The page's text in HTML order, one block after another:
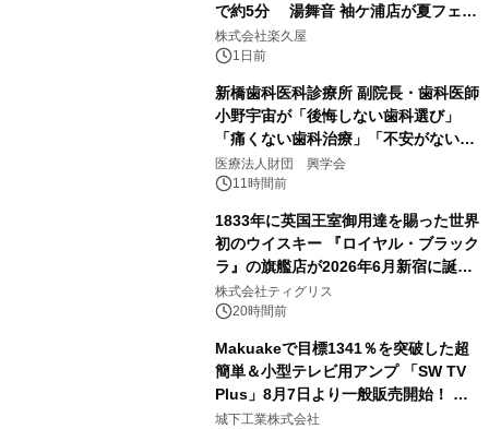
で約5分 湯舞音 袖ケ浦店が夏フェア
メニューを提供
株式会社楽久屋
1日前
新橋歯科医科診療所 副院長・歯科医師
小野宇宙が「後悔しない歯科選び」
「痛くない歯科治療」「不安がない治
療計画」をテーマに専門監修
医療法人財団 興学会
11時間前
1833年に英国王室御用達を賜った世界
初のウイスキー 『ロイヤル・ブラック
ラ』の旗艦店が2026年6月新宿に誕
生 バカルディ ジャパンと連携した
没入型バー「BAR Arca」
株式会社ティグリス
20時間前
Makuakeで目標1341％を突破した超
簡単＆小型テレビ用アンプ 「SW TV
Plus」8月7日より一般販売開始！ ケ
ーブル1本つなぐだけ、テレビの音が
城下工業株式会社